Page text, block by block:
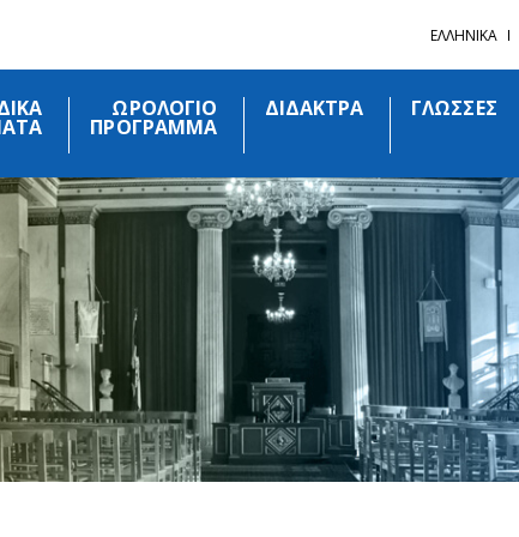
ΕΛΛΗΝΙΚΑ
ΩΡΟΛΟΓΙΟ
ΠΡΟΓΡΑΜΜΑ
ΔΙΔΑΚΤΡΑ ΓΛΩΣΣΕΣ